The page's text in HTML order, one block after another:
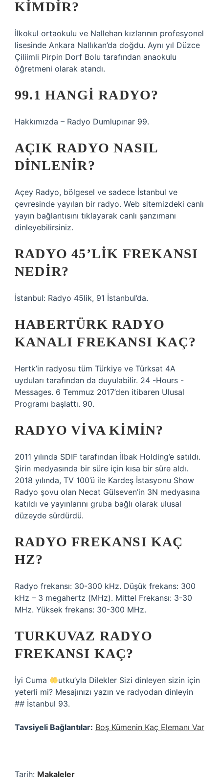
KIMDIR?
İlkokul ortaokulu ve Nallehan kızlarının profesyonel
lisesinde Ankara Nallıkan’da doğdu. Aynı yıl Düzce
Çiliimli Pirpin Dorf Bolu tarafından anaokulu
öğretmeni olarak atandı.
99.1 HANGI RADYO?
Hakkımızda – Radyo Dumlupınar 99.
AÇIK RADYO NASIL
DINLENIR?
Açey Radyo, bölgesel ve sadece İstanbul ve
çevresinde yayılan bir radyo. Web sitemizdeki canlı
yayın bağlantısını tıklayarak canlı şanzımanı
dinleyebilirsiniz.
RADYO 45’LIK FREKANSI
NEDIR?
İstanbul: Radyo 45lik, 91 İstanbul’da.
HABERTÜRK RADYO
KANALI FREKANSI KAÇ?
Hertk’in radyosu tüm Türkiye ve Türksat 4A
uyduları tarafından da duyulabilir. 24 -Hours -
Messages. 6 Temmuz 2017’den itibaren Ulusal
Programı başlattı. 90.
RADYO VIVA KIMIN?
2011 yılında SDIF tarafından İlbak Holding’e satıldı.
Şirin medyasında bir süre için kısa bir süre aldı.
2018 yılında, TV 100’ü ile Kardeş İstasyonu Show
Radyo şovu olan Necat Gülseven’in 3N medyasına
katıldı ve yayınlarını gruba bağlı olarak ulusal
düzeyde sürdürdü.
RADYO FREKANSI KAÇ
HZ?
Radyo frekansı: 30-300 kHz. Düşük frekans: 300
kHz – 3 megahertz (MHz). Mittel Frekansı: 3-30
MHz. Yüksek frekans: 30-300 MHz.
TURKUVAZ RADYO
FREKANSI KAÇ?
İyi Cuma
utku’yla Dilekler Sizi dinleyen sizin için
yeterli mi? Mesajınızı yazın ve radyodan dinleyin
## İstanbul 93.
Tavsiyeli Bağlantılar: Boş Kümenin Kaç Elemanı Var
Tarih: Makaleler